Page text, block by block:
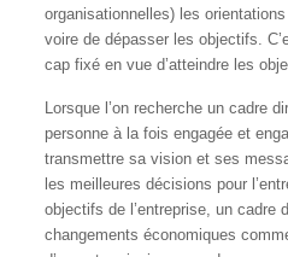
organisationnelles) les
voire de dépasser les objectifs.
cap fixé en vue d’atteindre les
Lorsque l’on recherche un cadre
personne à la fois engagée et
transmettre sa vision et ses
les meilleures décisions pour
objectifs de l’entreprise, un cadre
changements économiques